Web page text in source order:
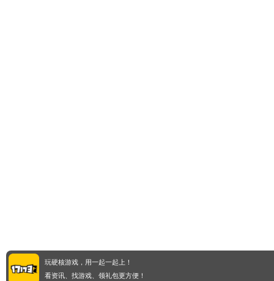
玩硬核游戏，用一起一起上！
看资讯、找游戏、领礼包更方便！